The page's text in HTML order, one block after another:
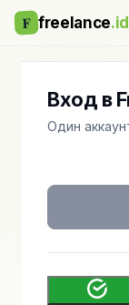
F freelance.id
Вход в
Один